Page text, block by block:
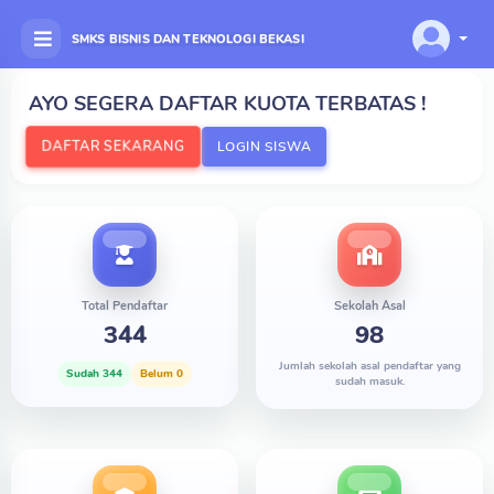
SMKS BISNIS DAN TEKNOLOGI BEKASI
AYO SEGERA DAFTAR KUOTA TERBATAS !
DAFTAR SEKARANG LOGIN SISWA
Total Pendaftar
344
Sudah 344 Belum 0
Sekolah Asal
98
Jumlah sekolah asal pendaftar yang
sudah masuk.